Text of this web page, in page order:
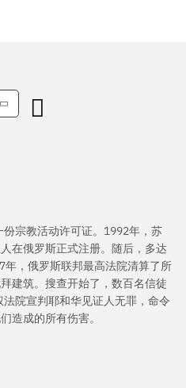
宗教活动许可证。1992年，苏
在俄罗斯正式注册。随后，多达
，俄罗斯联邦最高法院清算了所
建筑。搜查开始了，数百名信徒
院宣判耶和华见证人无罪，命令
造成的所有伤害。